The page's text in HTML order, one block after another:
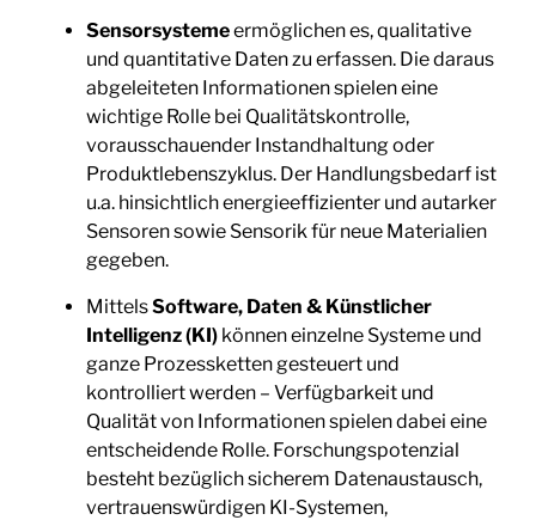
Sensorsystemeermöglichen es, qualitative
und quantitative Daten zu erfassen. Die daraus
abgeleiteten Informationen spielen eine
wichtige Rolle bei Qualitätskontrolle,
vorausschauender Instandhaltung oder
Produktlebenszyklus. Der Handlungsbedarf ist
u.a. hinsichtlich energieeffizienter und autarker
Sensoren sowie Sensorik für neue Materialien
gegeben.
MittelsSoftware, Daten & Künstlicher
Intelligenz (KI) können einzelne Systeme und
ganze Prozessketten gesteuert und
kontrolliert werden – Verfügbarkeit und
Qualität von Informationen spielen dabei eine
entscheidende Rolle. Forschungspotenzial
besteht bezüglich sicherem Datenaustausch,
vertrauenswürdigen KI-Systemen,